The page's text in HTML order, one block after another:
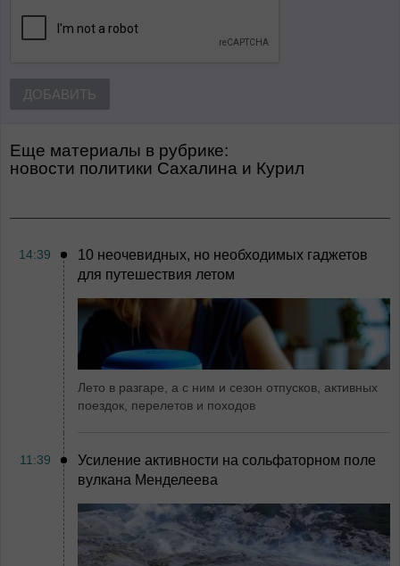
ДОБАВИТЬ
Еще материалы в рубрике:
Новости политики Сахалина и Курил
14:39
10 неочевидных, но необходимых гаджетов
для путешествия летом
Лето в разгаре, а с ним и сезон отпусков, активных
поездок, перелетов и походов
11:39
Усиление активности на сольфаторном поле
вулкана Менделеева